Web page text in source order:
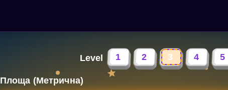
Level 1 2 3 4 5
Площа (Метрична)